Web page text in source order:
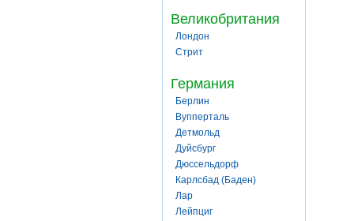
Великобритания
Лондон
Стрит
Германия
Берлин
Вупперталь
Детмольд
Дуйсбург
Дюссельдорф
Карлсбад (Баден)
Лар
Лейпциг